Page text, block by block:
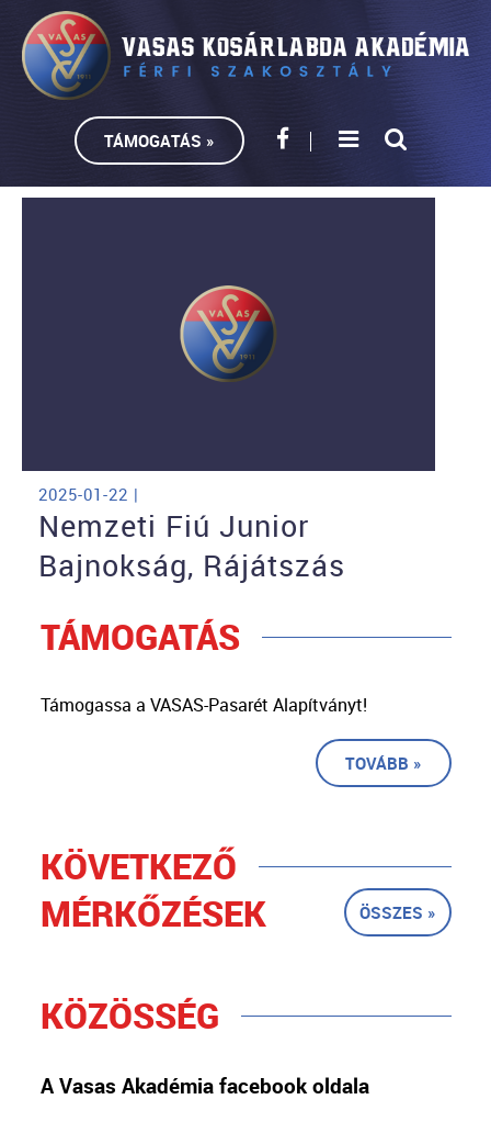
TÁMOGATÁS »
2025-01-22 |
Nemzeti Fiú Junior
Bajnokság, Rájátszás
TÁMOGATÁS
Támogassa a VASAS-Pasarét Alapítványt!
TOVÁBB »
KÖVETKEZŐ
MÉRKŐZÉSEK
ÖSSZES »
KÖZÖSSÉG
A Vasas Akadémia facebook oldala